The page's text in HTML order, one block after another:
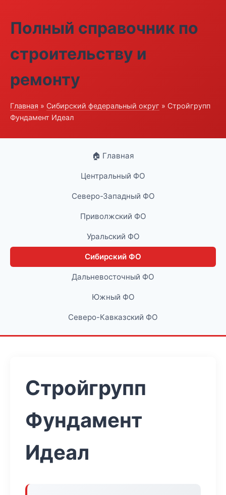
Полный справочник по
строительству и
ремонту
Главная » Сибирский федеральный округ » Стройгрупп
Фундамент Идеал
🏠 Главная
Центральный ФО
Северо-Западный ФО
Приволжский ФО
Уральский ФО
Сибирский ФО
Дальневосточный ФО
Южный ФО
Северо-Кавказский ФО
Стройгрупп
Фундамент
Идеал